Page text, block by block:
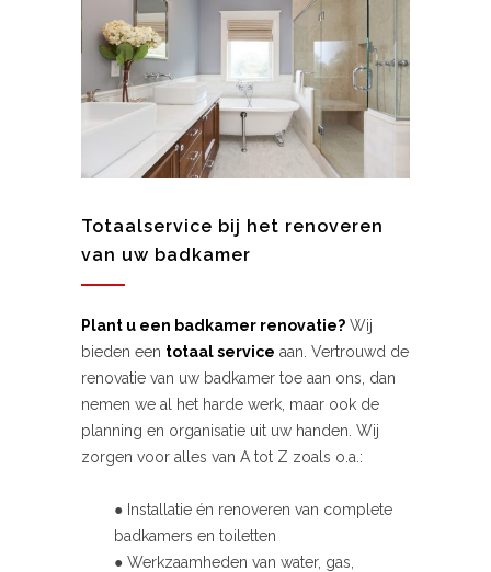
Totaalservice bij het renoveren
van uw badkamer
Plant u een badkamer renovatie? Wij
bieden een totaal service aan. Vertrouwd de
renovatie van uw badkamer toe aan ons, dan
nemen we al het harde werk, maar ook de
planning en organisatie uit uw handen. Wij
zorgen voor alles van A tot Z zoals o.a.:
● Installatie én renoveren van complete
badkamers en toiletten
● Werkzaamheden van water, gas,